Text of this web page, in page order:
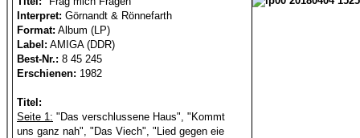
Interpret: Görnandt & Rönnefarth
Format: Album (LP)
Label: AMIGA (DDR)
Best-Nr.: 8 45 245
Erschienen: 1982
Titel:
Seite 1: "Das verschlussene Haus", "Kommt
uns ganz nah", "Das Viech", "Lied gegen eie